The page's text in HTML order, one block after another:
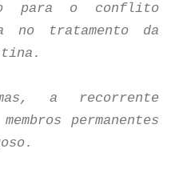
para o conflito
tratamento da
a recorrente
permanentes